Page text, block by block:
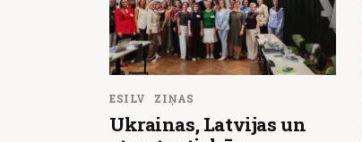
ESILV ZIŅAS
Ukrainas, Latvijas un